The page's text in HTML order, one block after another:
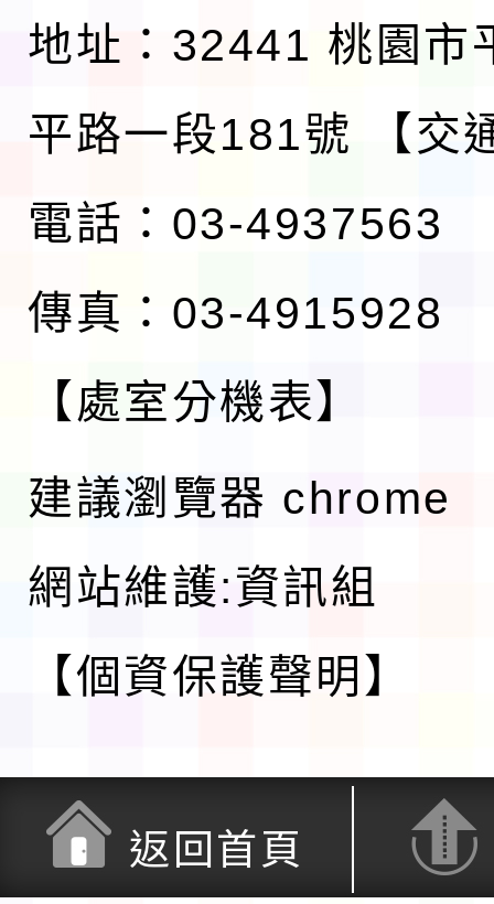
地址：32441 桃園市
平路一段181號
【交
電話：03-4937563
傳真：03-4915928
【處室分機表】
建議瀏覽器 chrome
網站維護:資訊組
【個資保護聲明】
返回首頁